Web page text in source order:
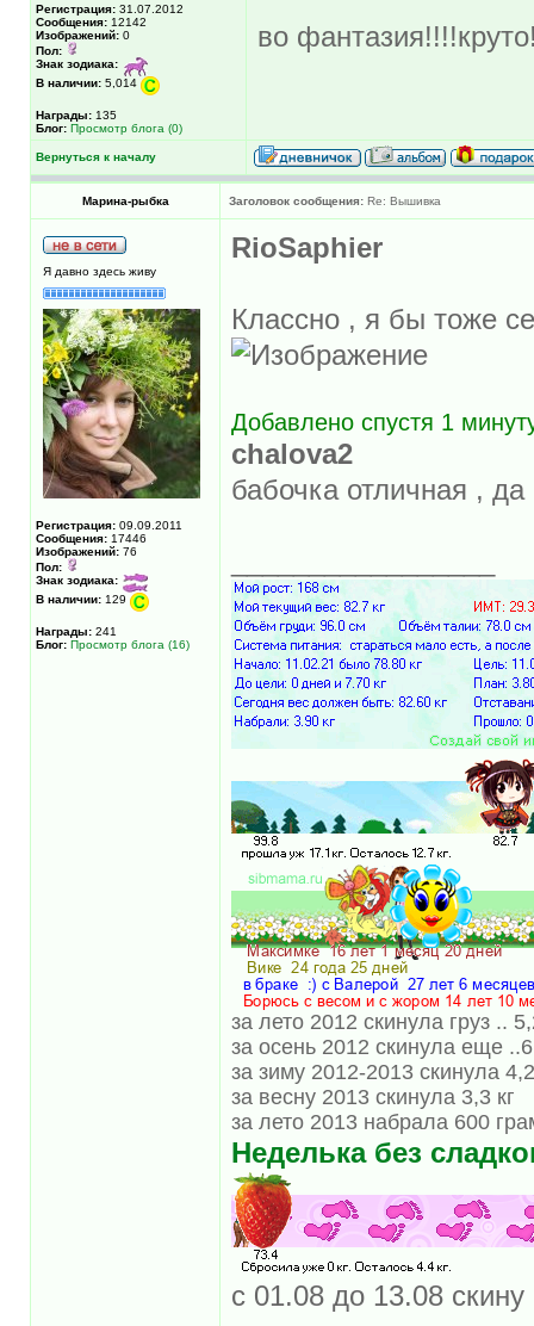
Регистрация: 31.07.2012
Сообщения: 12142
Изображений: 0
Пол:
Знак зодиака:
В наличии: 5,014
Награды: 135
Блог: Просмотр блога (0)
во
Вернуться к началу
Марина-рыбка Заголовок сообщения: Re: Вышивка
Я давно здесь живу
Регистрация: 09.09.2011
Сообщения: 17446
Изображений: 76
Пол:
Знак зодиака:
В наличии: 129
Награды: 241
Блог: Просмотр блога (16)
RioSaphier
Классно , я бы тоже
Добавлено спустя 1
chalova2
бабочка отличная ,
за лето 2012 скинула груз ..
за осень 2012 скинула еще
за зиму 2012-2013 скинула
за весну 2013 скинула 3,3 кг
за лето 2013 набрала 600
Неделька без
с 01.08 до 13.08